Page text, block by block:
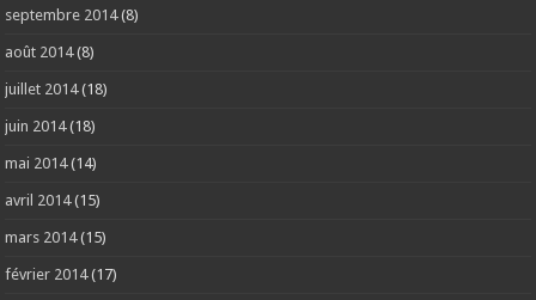
septembre 2014(8)
août 2014(8)
juillet 2014(18)
juin 2014(18)
mai 2014(14)
avril 2014(15)
mars 2014(15)
février 2014(17)